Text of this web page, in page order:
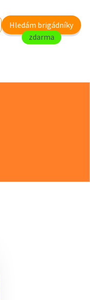
Hledám brigádníky
zdarma